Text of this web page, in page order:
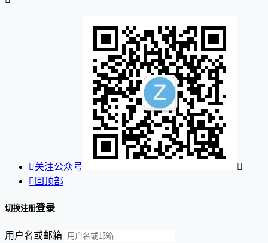
关注公众号

 回顶部
切换注册登录
用户名或邮箱